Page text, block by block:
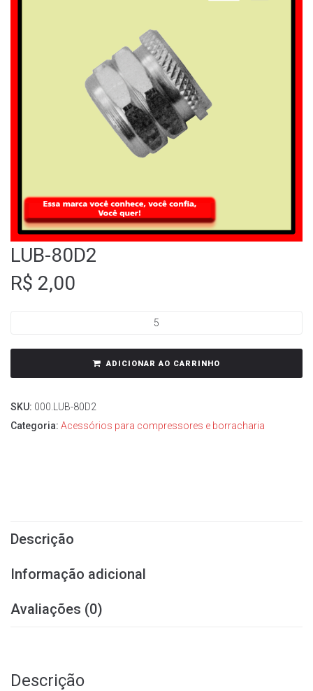
LUB-80D2
R$ 2,00
ADICIONAR AO CARRINHO
SKU: 000.LUB-80D2
Categoria: Acessórios para compressores e borracharia
Descrição
Informação adicional
Avaliações (0)
Descrição